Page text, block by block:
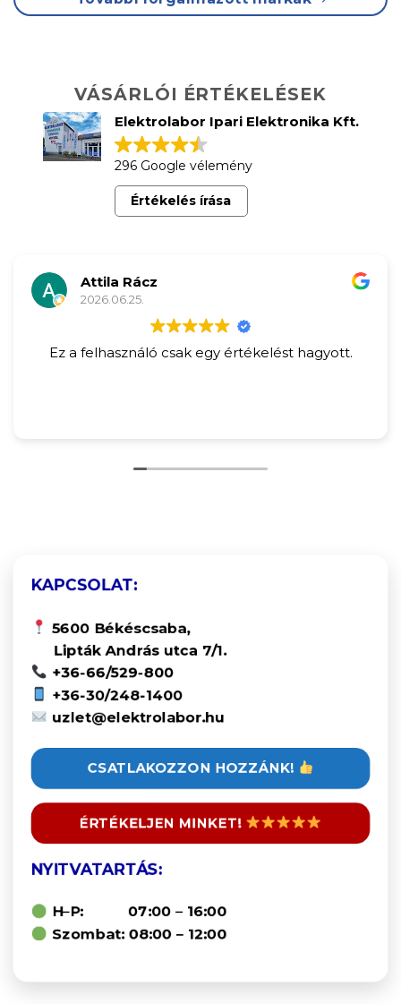
VÁSÁRLÓI ÉRTÉKELÉSEK
Elektrolabor Ipari Elektronika Kft.
296 Google vélemény
Értékelés írása
Attila Rácz
2026.06.25.
Ez a felhasználó csak egy értékelést hagyott.
KAPCSOLAT:
5600 Békéscsaba,
Lipták András utca 7/1.
+36-66/529-800
+36-30/248-1400
uzlet@elektrolabor.hu
CSATLAKOZZON HOZZÁNK!
ÉRTÉKELJEN MINKET!
NYITVATARTÁS:
H–P: 07:00 – 16:00
Szombat: 08:00 – 12:00